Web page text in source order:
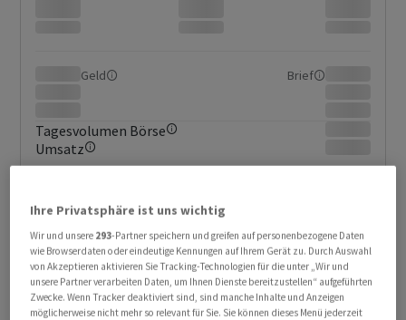
Geld Brief
Tagesvolumen Börse
Umsatz
Ihre Privatsphäre ist uns wichtig
Wir und unsere 293-Partner speichern und greifen auf personenbezogene Daten
wie Browserdaten oder eindeutige Kennungen auf Ihrem Gerät zu. Durch Auswahl
von Akzeptieren aktivieren Sie Tracking-Technologien für die unter „Wir und
unsere Partner verarbeiten Daten, um Ihnen Dienste bereitzustellen“ aufgeführten
Zwecke. Wenn Tracker deaktiviert sind, sind manche Inhalte und Anzeigen
möglicherweise nicht mehr so relevant für Sie. Sie können dieses Menü jederzeit